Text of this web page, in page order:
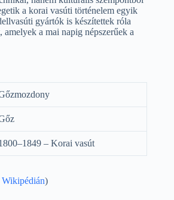
a korai vasúti történelem egyik
gyártók is készítettek róla
amelyek a mai napig népszerűek a
– Korai vasút
)